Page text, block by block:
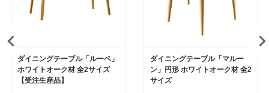
ダイニングテーブル「ルーベ」
ホワイトオーク材 全2サイズ
【受注生産品】
ダイニングテーブル「マルー
ン」円形 ホワイトオーク材 全2
サイズ